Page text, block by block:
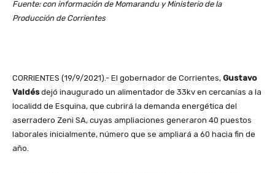
Fuente: con información de Momarandu y Ministerio de la
Producción de Corrientes
CORRIENTES (19/9/2021).- El gobernador de Corrientes, Gustavo
Valdésdejó inaugurado un alimentador de 33kv en cercanías a la
localidd de Esquina, que cubrirá la demanda energética del
aserradero Zeni SA, cuyas ampliaciones generaron 40 puestos
laborales inicialmente, número que se ampliará a 60 hacia fin de
año.